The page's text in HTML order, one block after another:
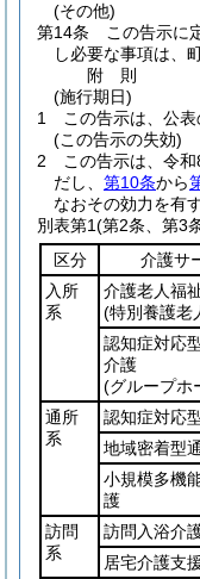
(その他)
第14条
この告示に
し必要な事項は、
附 則
(施行期日)
1
この告示は、公表
(この告示の失効)
2
この告示は、令
だし、 第10条から
なおその効力を有す
別表第1(第2条、第3
区分
介護サ
入所
系
介護老人福
(特別養護老
認知症対応
介護
(グループホ
通所
系
認知症対応
地域密着型
小規模多機
護
訪問
系
訪問入浴介
居宅介護支